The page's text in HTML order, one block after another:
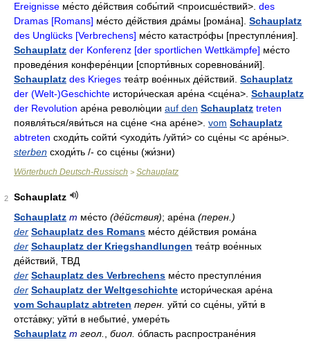
Ereignisse ме́сто де́йствия собы́тий <происше́ствий>. des
Dramas [Romans] ме́сто де́йствия дра́мы [рома́на]. Schauplatz
des Unglücks [Verbrechens] ме́сто катастро́фы [преступле́ния].
Schauplatz der Konferenz [der sportlichen Wettkämpfe] ме́сто
проведе́ния конфере́нции [спорти́вных соревнова́ний].
Schauplatz des Krieges теа́тр вое́нных де́йствий Schauplatz
der (Welt-)Geschichte истори́ческая аре́на <сце́на>. Schauplatz
der Revolution аре́на револю́ции auf den Schauplatz treten
появля́ться/яви́ться на сце́не <на аре́не>. vom Schauplatz
abtreten сходи́ть сойти́ <уходи́ть /уйти́> со сце́ны <с аре́ны>.
sterben сходи́ть /- co сце́ны (жи́зни)
Wörterbuch Deutsch-Russisch > Schauplatz
2
Schauplatz
Schauplatz m ме́сто (де́йствия); аре́на (перен.)
der Schauplatz des Romans ме́сто де́йствия рома́на
der Schauplatz der Kriegshandlungen теа́тр вое́нных
де́йствий, ТВД
der Schauplatz des Verbrechens ме́сто преступле́ния
der Schauplatz der Weltgeschichte истори́ческая аре́на
vom Schauplatz abtreten перен. уйти́ со сце́ны, уйти́ в
отста́вку; уйти́ в небытие́, умере́ть
Schauplatz m геол. биол. о́бласть распростране́ния